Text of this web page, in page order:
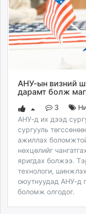
АНУ-ын визний
дарамт болж
3
АНУ-д их дээд
сургууль
ажиллах
нөхцөлийг
яригдах болжээ.
технологи,
оюутнуудад АНУ-д
боломж олгодог.